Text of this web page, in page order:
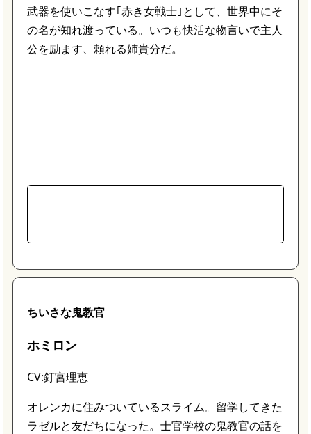
武器を使いこなす｢赤き女戦士｣として、世界中にそ
の名が知れ渡っている。いつも快活な物言いで主人
公を励ます、頼れる姉貴分だ。
ちいさな鬼教官
ホミロン
CV:釘宮理恵
オレンカに住みついているスライム。留学してきた
ラゼルと友だちになった。士官学校の鬼教官の話を